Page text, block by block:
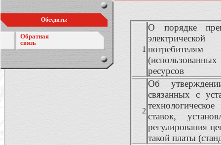
Обсудить:
Обратная
связь
1
О порядке
ресурсов
2
Об
связанных с
ставок,
регулирования
такой платы